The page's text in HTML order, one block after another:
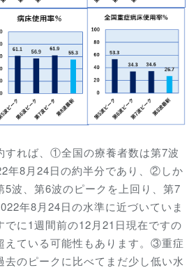
すれば、①全国の療養者数は第7波
年8月24日の約半分であり、②しか
5波、第6波のピークを上回り、第7
年8月24日の水準に近づいていま
でに1週間前の12月21日現在ですの
えている可能性もあります。③重症
のピークに比べてまだ少し低い水